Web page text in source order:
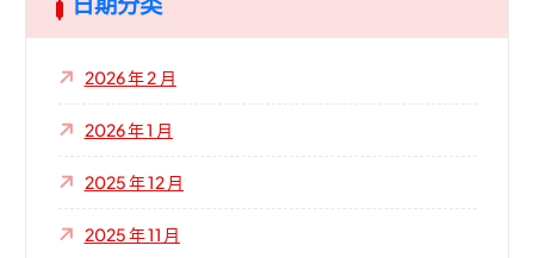
日期分类
2026 年 2 月
2026 年 1 月
2025 年 12 月
2025 年 11 月